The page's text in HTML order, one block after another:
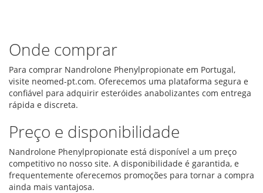
Onde comprar
Para comprar Nandrolone Phenylpropionate em Portugal,
visite neomed-pt.com. Oferecemos uma plataforma segura e
confiável para adquirir esteróides anabolizantes com entrega
rápida e discreta.
Preço e disponibilidade
Nandrolone Phenylpropionate está disponível a um preço
competitivo no nosso site. A disponibilidade é garantida, e
frequentemente oferecemos promoções para tornar a compra
ainda mais vantajosa.